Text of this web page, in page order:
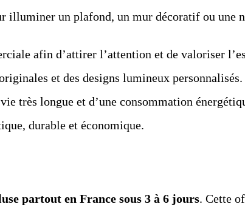
illuminer un plafond, un mur décoratif ou une
afin d’attirer l’attention et de valoriser
et des designs lumineux personnalisés.
très longue et d’une consommation
durable et économique.
partout en France sous 3 à 6 jours. Cette